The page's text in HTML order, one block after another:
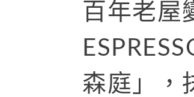
百年老屋
森庭」，